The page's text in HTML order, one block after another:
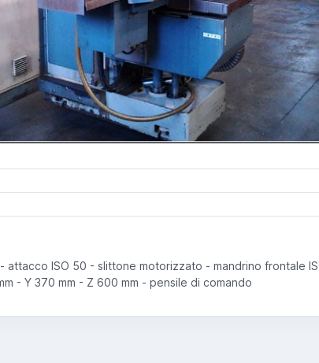
attacco ISO 50 - slittone motorizzato - mandrino frontale
- Y 370 mm - Z 600 mm - pensile di comando